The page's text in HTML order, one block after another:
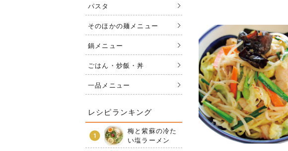
パスタ
そのほかの麺メニュー
鍋メニュー
ごはん・炒飯・丼
一品メニュー
レシピランキング
梅と紫蘇の冷た
い塩ラーメン